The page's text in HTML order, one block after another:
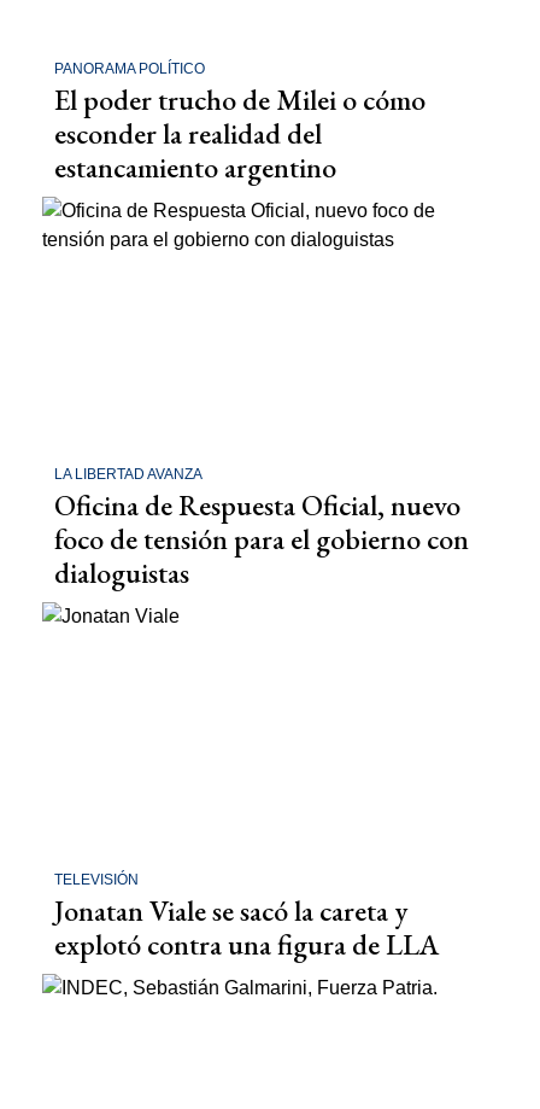
PANORAMA POLÍTICO
El poder trucho de Milei o cómo
esconder la realidad del
estancamiento argentino
LA LIBERTAD AVANZA
Oficina de Respuesta Oficial, nuevo
foco de tensión para el gobierno con
dialoguistas
TELEVISIÓN
Jonatan Viale se sacó la careta y
explotó contra una figura de LLA